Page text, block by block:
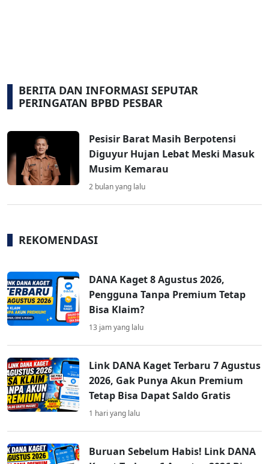
BERITA DAN INFORMASI SEPUTAR
PERINGATAN BPBD PESBAR
Pesisir Barat Masih Berpotensi
Diguyur Hujan Lebat Meski Masuk
Musim Kemarau
2 bulan yang lalu
REKOMENDASI
DANA Kaget 8 Agustus 2026,
Pengguna Tanpa Premium Tetap
Bisa Klaim?
13 jam yang lalu
Link DANA Kaget Terbaru 7 Agustus
2026, Gak Punya Akun Premium
Tetap Bisa Dapat Saldo Gratis
1 hari yang lalu
Buruan Sebelum Habis! Link DANA